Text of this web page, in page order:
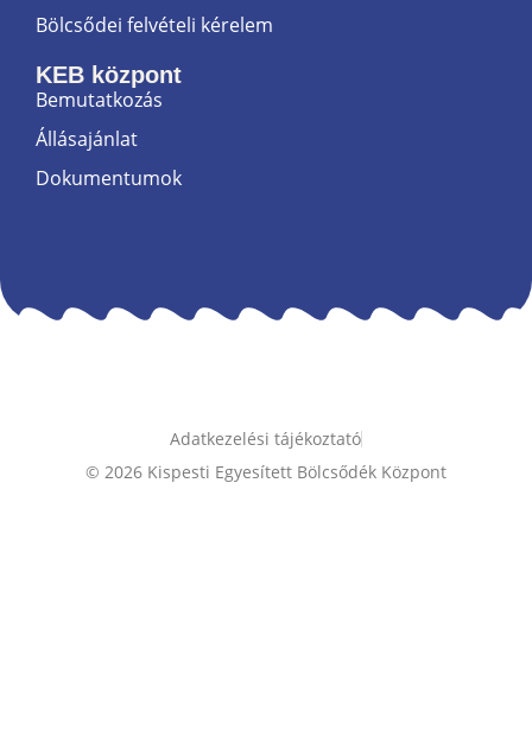
Bölcsődei felvételi kérelem
KEB központ
Bemutatkozás
Állásajánlat
Dokumentumok
Adatkezelési tájékoztató
© 2026 Kispesti Egyesített Bölcsődék Központ